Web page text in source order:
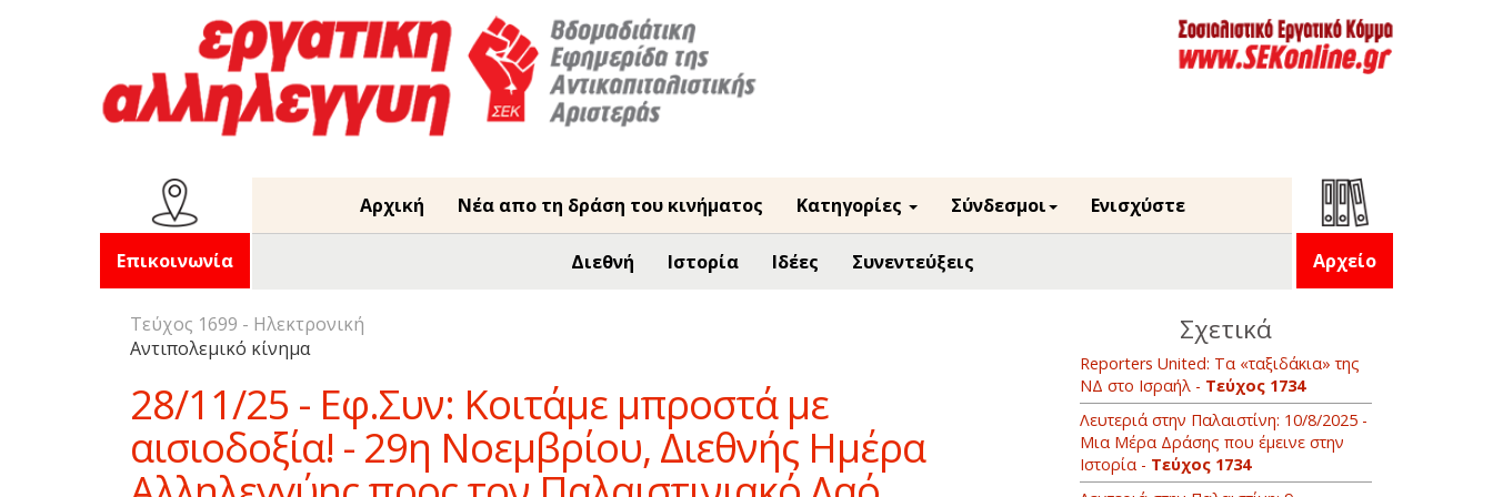
Επικοινωνία
Αρχική Νέα απο τη δράση του κινήματος Κατηγορίες Σύνδεσμοι Ενισχύστε
Διεθνή Ιστορία Ιδέες Συνεντεύξεις Αρχείο
Τεύχος 1699 - Ηλεκτρονική
Αντιπολεμικό κίνημα
28/11/25 - Εφ.Συν: Κοιτάμε μπροστά με
αισιοδοξία! - 29η Νοεμβρίου, Διεθνής Ημέρα
Σχετικά
Reporters United: Τα «ταξιδάκια» της
ΝΔ στο Ισραήλ - Τεύχος 1734
Λευτεριά στην Παλαιστίνη: 10/8/2025 -
Μια Μέρα Δράσης που έμεινε στην
Ιστορία - Τεύχος 1734